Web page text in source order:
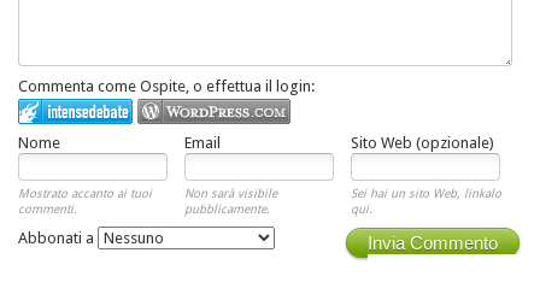
Commenta come Ospite, o effettua il login:
Nome Email Sito Web (opzionale)
Mostrato accanto ai tuoi
commenti.
Non sarà visibile
pubblicamente.
Sei hai un sito Web, linkalo
qui.
Invia Commento
Abbonati a